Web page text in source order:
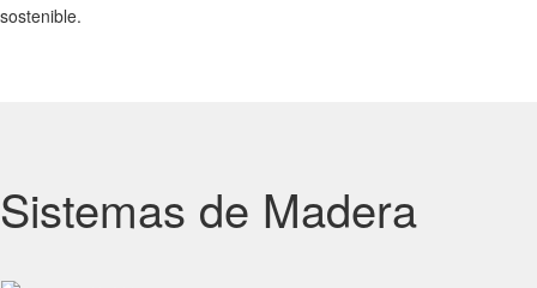
sostenible.
Sistemas de Madera